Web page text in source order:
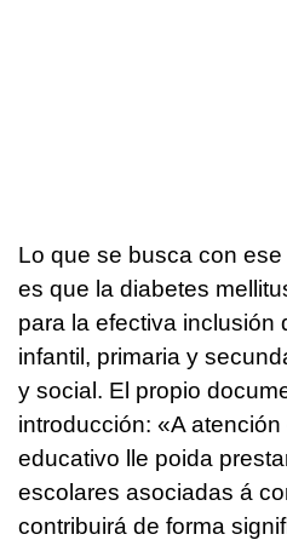
Lo que se busca con
es que la diabetes
para la efectiva inclusión
infantil, primaria y
y social. El propio
introducción: «A
educativo lle poida
escolares asociadas á
contribuirá de forma